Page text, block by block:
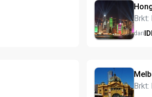
Brkt:
dari
Brkt: